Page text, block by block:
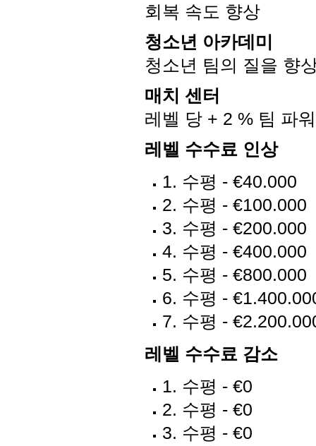
회복 속도 향상
청소년 아카데미
청소년 팀의 질을 향
매치 센터
레벨 당 + 2 % 팀 파
레벨 수수료 인상
1. 수평 - €40.000
2. 수평 - €100.000
3. 수평 - €200.000
4. 수평 - €400.000
5. 수평 - €800.000
6. 수평 -
7. 수평 -
레벨 수수료 감소
1. 수평 - €0
2. 수평 - €0
3. 수평 - €0